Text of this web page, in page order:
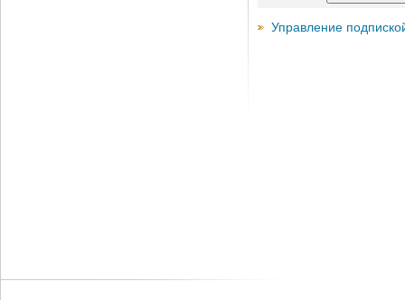
Управление